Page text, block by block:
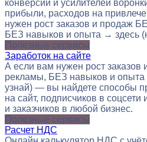
конверсий и усилителей
прибыли, расходов на
нужен рост заказов и продаж
БЕЗ навыков и опыта → здесь
Полезные сервисы
Заработок на сайте
А если вам нужен рост
рекламы, БЕЗ навыков и
узнай) — вы найдете способы
на сайт, подписчиков в соцсети
и заказчиков в любой бизнес.
Полезные сервисы
Расчет НДС